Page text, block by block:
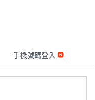
手機號碼登入